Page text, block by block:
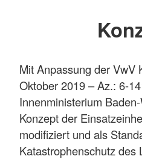
Mit Anpassung der VwV
Oktober 2019 – Az.: 6-
Innenministerium
Konzept der
modifiziert und als
Katastrophenschutz des